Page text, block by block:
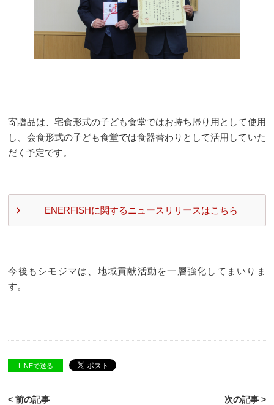
寄贈品は、宅食形式の子ども食堂ではお持ち帰り用として使用
し、会食形式の子ども食堂では食器替わりとして活用していた
だく予定です。
ENERFISHに関するニュースリリースはこちら
今後もシモジマは、地域貢献活動を一層強化してまいりま
す。
LINEで送る
< 前の記事 次の記事 >